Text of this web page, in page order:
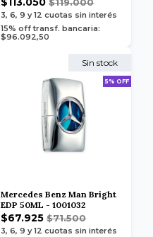
3, 6, 9 y 12 cuotas sin interés
15% off transf. bancaria:
$96.092,50
Sin stock
5% OFF
Mercedes Benz Man Bright
EDP 50ML - 1001032
$67.925 $71.500
3, 6, 9 y 12 cuotas sin interés